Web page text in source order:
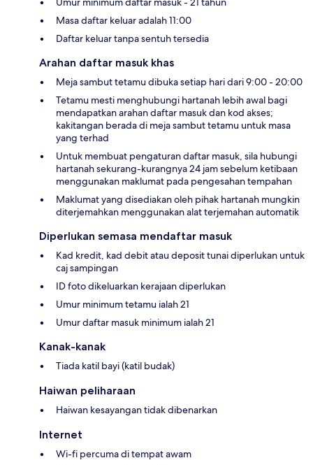
Masa daftar keluar adalah 11:00
Daftar keluar tanpa sentuh tersedia
Arahan daftar masuk khas
Meja sambut tetamu dibuka setiap hari dari 9:00 - 20:00
Tetamu mesti menghubungi hartanah lebih awal bagi
mendapatkan arahan daftar masuk dan kod akses;
kakitangan berada di meja sambut tetamu untuk masa
yang terhad
Untuk membuat pengaturan daftar masuk, sila hubungi
hartanah sekurang-kurangnya 24 jam sebelum ketibaan
menggunakan maklumat pada pengesahan tempahan
Maklumat yang disediakan oleh pihak hartanah mungkin
diterjemahkan menggunakan alat terjemahan automatik
Diperlukan semasa mendaftar masuk
Kad kredit, kad debit atau deposit tunai diperlukan untuk
caj sampingan
ID foto dikeluarkan kerajaan diperlukan
Umur minimum tetamu ialah 21
Umur daftar masuk minimum ialah 21
Kanak-kanak
Tiada katil bayi (katil budak)
Haiwan peliharaan
Haiwan kesayangan tidak dibenarkan
Internet
Wi-fi percuma di tempat awam